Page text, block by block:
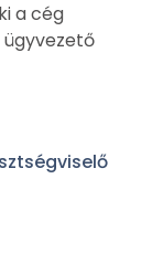
a cég
ügyvezető